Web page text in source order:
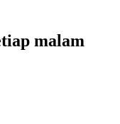
malam